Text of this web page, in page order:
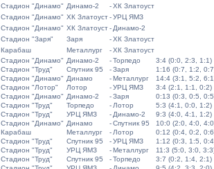
Стадион "Динамо" Динамо-2 -ХК Златоуст
Стадион "Динамо" ХК Златоуст-УРЦ ЯМЗ
Стадион "Динамо" ХК Златоуст- Динамо-2
Стадион "Заря" Заря -ХК Златоуст
Карабаш Металлург -ХК Златоуст
Стадион "Динамо" Динамо-2 -Торпедо
3:4 (0:0, 2:3, 1:1)
Стадион "Труд" Спутник 95 -Заря
1:16 (0:7, 1:2,
Стадион "Динамо" Динамо -Металлург
14:4 (3:1, 5:2,
Стадион "Лотор" Лотор -УРЦ ЯМЗ
3:4 (2:1, 1:1, 0:2)
Стадион "Динамо" Динамо-2 -Заря
0:13 (0:3, 0:5,
Стадион "Труд" Торпедо - Лотор
5:3 (4:1, 0:0, 1:2)
Стадион "Труд" УРЦ ЯМЗ - Динамо-2
9:3 (4:0, 4:1, 1:2)
Стадион "Динамо" Динамо -Спутник 95
10:0 (2:0, 4:0,
Карабаш Металлург - Лотор
0:12 (0:4, 0:2,
Стадион "Труд" Спутник 95 -УРЦ ЯМЗ
1:12 (0:3, 1:5,
Стадион "Труд" УРЦ ЯМЗ -Металлург
11:3 (5:0, 3:0,
Стадион "Труд" Спутник 95 -Торпедо
3:7 (0:2, 1:4, 2:1)